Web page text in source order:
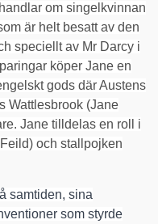
om singelkvinnan
är helt besatt av den
speciellt av Mr Darcy i
köper Jane en
gods där Austens
Wattlesbrook (Jane
Jane tilldelas en roll i
och stallpojken
samtiden, sina
som styrde